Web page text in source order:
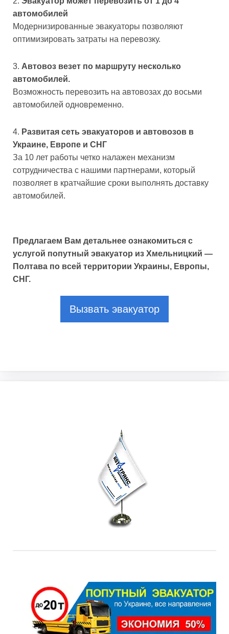
автомобилей
Модернизированные эвакуаторы позволяют
оптимизировать затраты на перевозку.
Автовоз везет по маршруту несколько
автомобилей.
Возможность перевозить на автовозах до восьми
автомобилей одновременно.
Развитая сеть эвакуаторов и автовозов в
Украине, Европе и СНГ
За 10 лет работы четко налажен механизм
сотрудничества с нашими партнерами, который
позволяет в кратчайшие сроки выполнять доставку
автомобилей.
Предлагаем Вам детальнее ознакомиться с
услугой попутный эвакуатор из Хмельницкий —
Полтава по всей территории Украины, Европы,
СНГ.
Вызвать эвакуатор